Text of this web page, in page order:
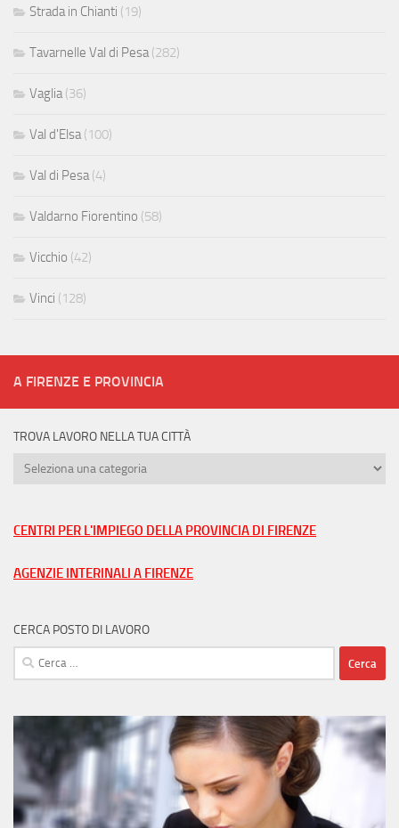
Strada in Chianti (19)
Tavarnelle Val di Pesa(282)
Vaglia(36)
Val d'Elsa(100)
Val di Pesa(4)
Valdarno Fiorentino (58)
Vicchio (42)
Vinci (128)
A FIRENZE E PROVINCIA
TROVA LAVORO NELLA TUA CITTÀ
Trova
tua
CENTRI PER L'IMPIEGO DELLA PROVINCIA DI FIRENZE
AGENZIE INTERINALI A FIRENZE
CERCA POSTO DI LAVORO
Ricerca
per: